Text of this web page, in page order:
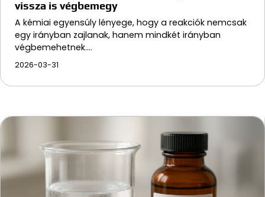
vissza is végbemegy
A kémiai egyensúly lényege, hogy a reakciók nemcsak
egy irányban zajlanak, hanem mindkét irányban
végbemehetnek.…
2026-03-31